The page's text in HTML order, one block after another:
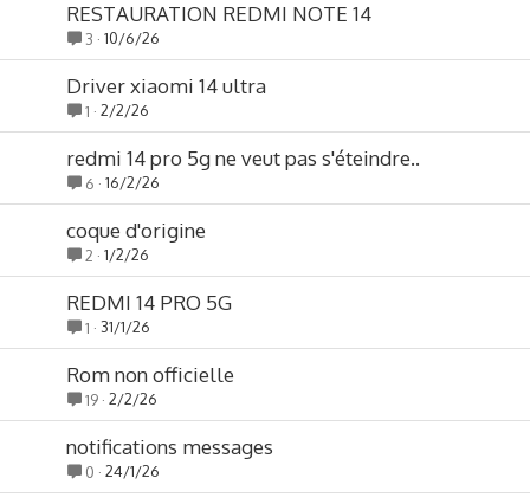
RESTAURATION REDMI NOTE 14
3 10/6/26
Driver xiaomi 14 ultra
1 2/2/26
redmi 14 pro 5g ne veut pas s'éteindre..
6 16/2/26
coque d'origine
2 1/2/26
REDMI 14 PRO 5G
1 31/1/26
Rom non officielle
19 2/2/26
notifications messages
0 24/1/26